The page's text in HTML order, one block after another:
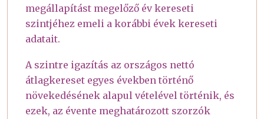
megállapítást megelőző év kereseti
szintjéhez emeli a korábbi évek kereseti
adatait.
A szintre igazítás az országos nettó
átlagkereset egyes években történő
növekedésének alapul vételével történik, és
ezek, az évente meghatározott szorzók